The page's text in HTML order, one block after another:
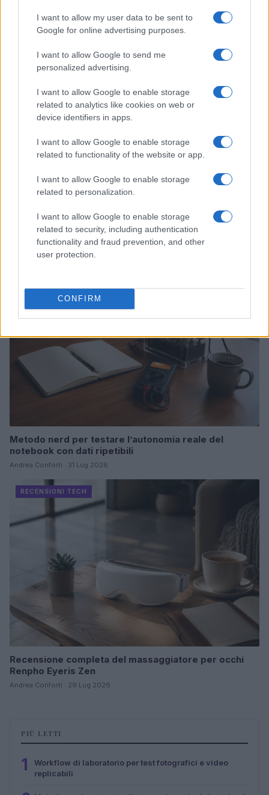
I want to allow my user data to be sent to
Google for online advertising purposes.
I want to allow Google to send me
personalized advertising.
I want to allow Google to enable storage
related to analytics like cookies on web or
device identifiers in apps.
I want to allow Google to enable storage
related to functionality of the website or app.
I want to allow Google to enable storage
related to personalization.
I want to allow Google to enable storage
related to security, including authentication
functionality and fraud prevention, and other
user protection.
CONFIRM
Continua a leggere
RECENSIONI TECH
Workflow di laboratorio per test fotografici e video
replicabili
Andrea Conforti · 1 Ago 2026
Metodo nerd per testare l’autonomia reale del
notebook con dati ripetibili
Andrea Conforti · 31 Lug 2026
RECENSIONI TECH
Recensione completa del massaggiatore per occhi
Renpho Eyeris Zen
Andrea Conforti · 29 Lug 2026
PIÙ LETTI
1
Workflow di laboratorio per test fotografici e video
replicabili